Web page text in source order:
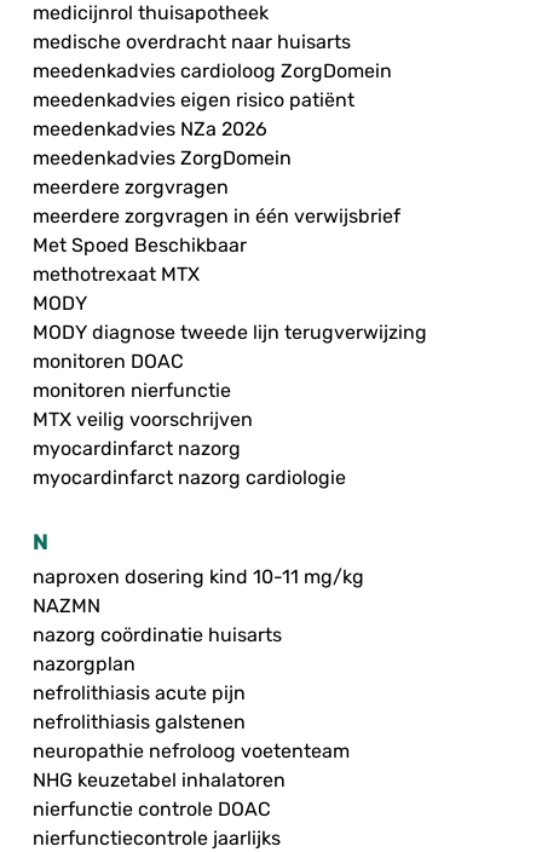
medicijnrol thuisapotheek
medische overdracht naar huisarts
meedenkadvies cardioloog ZorgDomein
meedenkadvies eigen risico patiënt
meedenkadvies NZa 2026
meedenkadvies ZorgDomein
meerdere zorgvragen
meerdere zorgvragen in één verwijsbrief
Met Spoed Beschikbaar
methotrexaat MTX
MODY
MODY diagnose tweede lijn terugverwijzing
monitoren DOAC
monitoren nierfunctie
MTX veilig voorschrijven
myocardinfarct nazorg
myocardinfarct nazorg cardiologie
N
naproxen dosering kind 10-11 mg/kg
NAZMN
nazorg coördinatie huisarts
nazorgplan
nefrolithiasis acute pijn
nefrolithiasis galstenen
neuropathie nefroloog voetenteam
NHG keuzetabel inhalatoren
nierfunctie controle DOAC
nierfunctiecontrole jaarlijks